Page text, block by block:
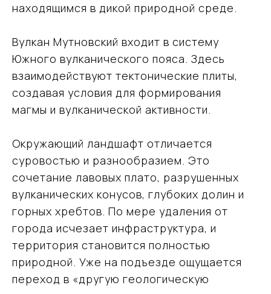
находящимся в дикой природной среде.
Вулкан Мутновский входит в систему
Южного вулканического пояса. Здесь
взаимодействуют тектонические плиты,
создавая условия для формирования
магмы и вулканической активности.
Окружающий ландшафт отличается
суровостью и разнообразием. Это
сочетание лавовых плато, разрушенных
вулканических конусов, глубоких долин и
горных хребтов. По мере удаления от
города исчезает инфраструктура, и
территория становится полностью
природной. Уже на подъезде ощущается
переход в «другую геологическую